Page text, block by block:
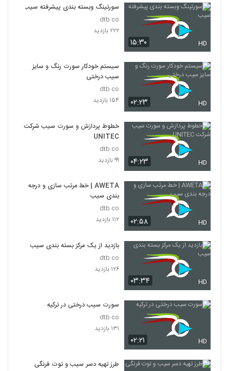
۱۵:۳۰ HD
سورتینگ وبسته بندی پیشرفته سیب
dtb co
۲۲۲ بازدید
۰۲:۲۳ HD
سیستم خودکار سورت رنگ و سایز
سیب درختی
dtb co
۱۵۴ بازدید
۰۴:۲۳ HD
خطوط پردازش و سورت سیب شرکت
UNITEC
dtb co
۹۹ بازدید
۰۲:۵۸ HD
AWETA | خط مرتب سازی و درجه
بندی سیب
dtb co
۱۱۲ بازدید
۰۳:۳۴ HD
بازدید از یک مرکز بسته بندی سیب
dtb co
۱۲۶ بازدید
۰۲:۲۱ HD
سورت سیب درختی در ترکیه
dtb co
۱۳۱ بازدید
طرز تهیه دسر سیب و توت فرنگی